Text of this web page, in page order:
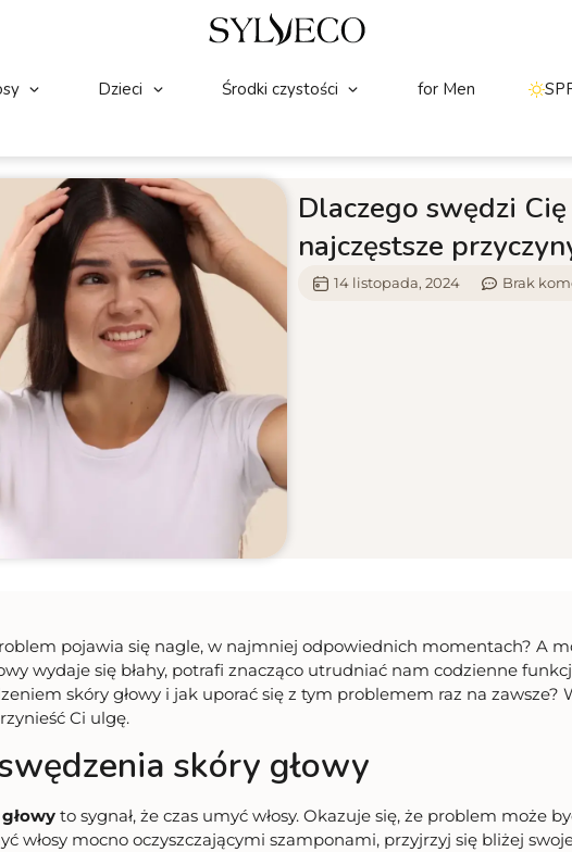
Dzieci Środki czystości for Men
Dlaczego swędzi
najczęstsze
14 listopada, 2024 Brak
pojawia się nagle, w najmniej odpowiednich momentach? A
wydaje się błahy, potrafi znacząco utrudniać nam codzienne
skóry głowy i jak uporać się z tym problemem raz na
Ci ulgę.
skóry głowy
to sygnał, że czas umyć włosy. Okazuje się, że problem może
włosy mocno oczyszczającymi szamponami, przyjrzyj się bliżej